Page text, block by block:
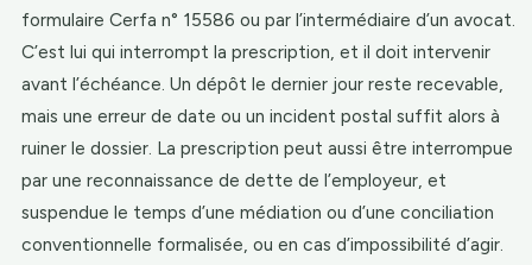
formulaire Cerfa n° 15586 ou par l’intermédiaire d’un avocat.
C’est lui qui interrompt la prescription, et il doit intervenir
avant l’échéance. Un dépôt le dernier jour reste recevable,
mais une erreur de date ou un incident postal suffit alors à
ruiner le dossier. La prescription peut aussi être interrompue
par une reconnaissance de dette de l’employeur, et
suspendue le temps d’une médiation ou d’une conciliation
conventionnelle formalisée, ou en cas d’impossibilité d’agir.